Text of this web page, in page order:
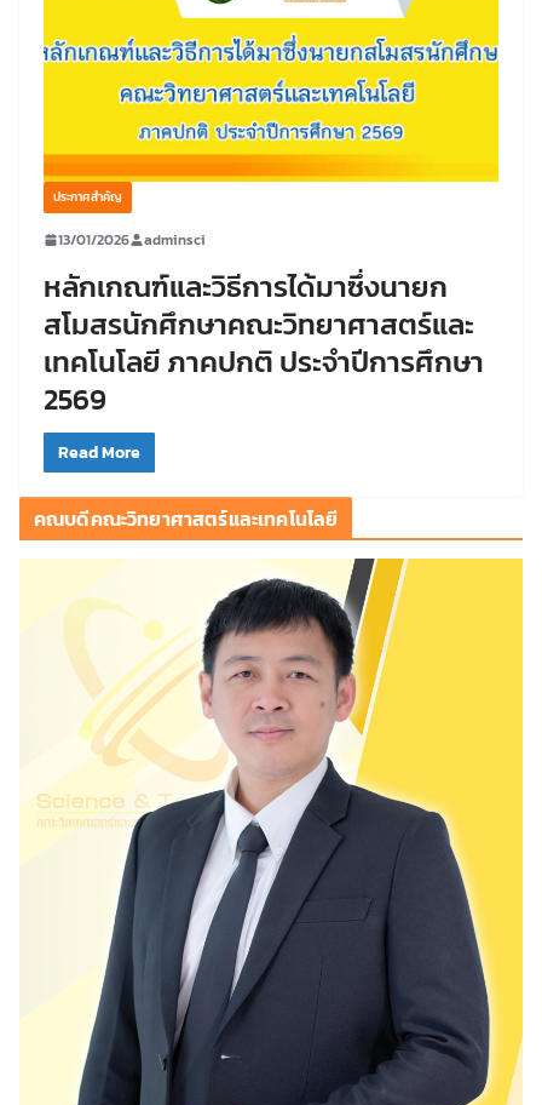
ประกาศสำคัญ
13/01/2026 adminsci
หลักเกณฑ์และวิธีการได้มาซึ่งนายก
สโมสรนักศึกษาคณะวิทยาศาสตร์และ
เทคโนโลยี ภาคปกติ ประจำปีการศึกษา
2569
Read More
คณบดีคณะวิทยาศาสตร์และเทคโนโลยี